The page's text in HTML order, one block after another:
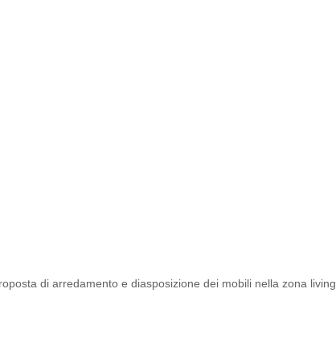
di arredamento e diasposizione dei mobili nella zona living